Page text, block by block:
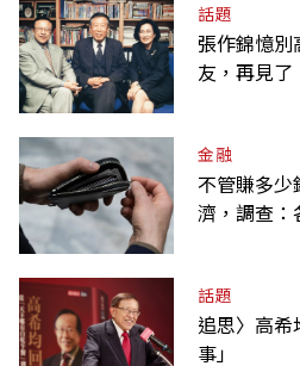
話題
張作錦憶別
友，再見了
金融
不管賺多少
濟，調查：
話題
追思〉高
事」